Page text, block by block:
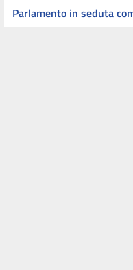
Parlamento in seduta